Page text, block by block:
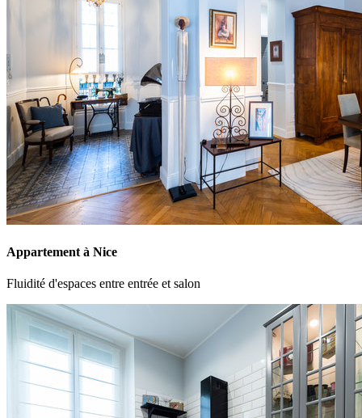
Appartement à Nice
Fluidité d'espaces entre entrée et salon